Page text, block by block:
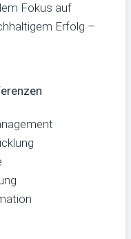
Fokus auf
Erfolg –